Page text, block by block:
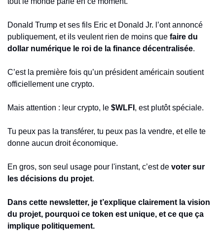
Donald Trump et ses fils Eric et Donald Jr. l’ont annoncé
publiquement, et ils veulent rien de moins que faire du
dollar numérique le roi de la finance décentralisée.
C’est la première fois qu’un président américain soutient
officiellement une crypto.
Mais attention : leur crypto, le $WLFI , est plutôt spéciale.
Tu peux pas la transférer, tu peux pas la vendre, et elle te
donne aucun droit économique.
En gros, son seul usage pour l'instant, c’est de voter sur
les décisions du projet.
Dans cette newsletter, je t’explique clairement la vision
du projet, pourquoi ce token est unique, et ce que ça
implique politiquement.